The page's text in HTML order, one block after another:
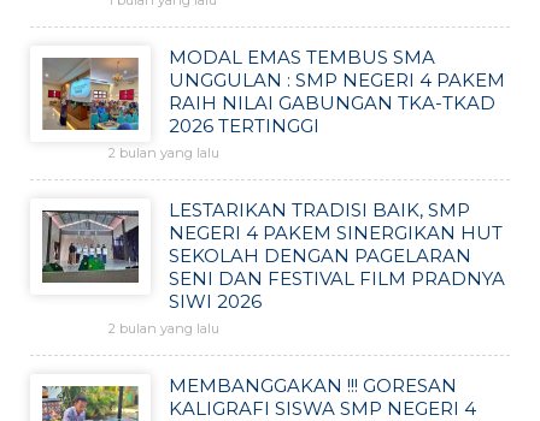
MODAL EMAS TEMBUS SMA
UNGGULAN : SMP NEGERI 4 PAKEM
RAIH NILAI GABUNGAN TKA-TKAD
2026 TERTINGGI
2 bulan yang lalu
LESTARIKAN TRADISI BAIK, SMP
NEGERI 4 PAKEM SINERGIKAN HUT
SEKOLAH DENGAN PAGELARAN
SENI DAN FESTIVAL FILM PRADNYA
SIWI 2026
2 bulan yang lalu
MEMBANGGAKAN !!! GORESAN
KALIGRAFI SISWA SMP NEGERI 4